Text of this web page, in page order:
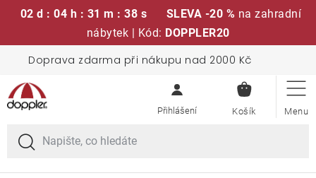
02 d : 04 h : 31 m : 38 s SLEVA -20 % na zahradní
nábytek | Kód: DOPPLER20
obsah
Doprava zdarma při nákupu nad 2000 Kč
KOŠÍK
Sedací soupravy
Slunečníky
Křesla a židle